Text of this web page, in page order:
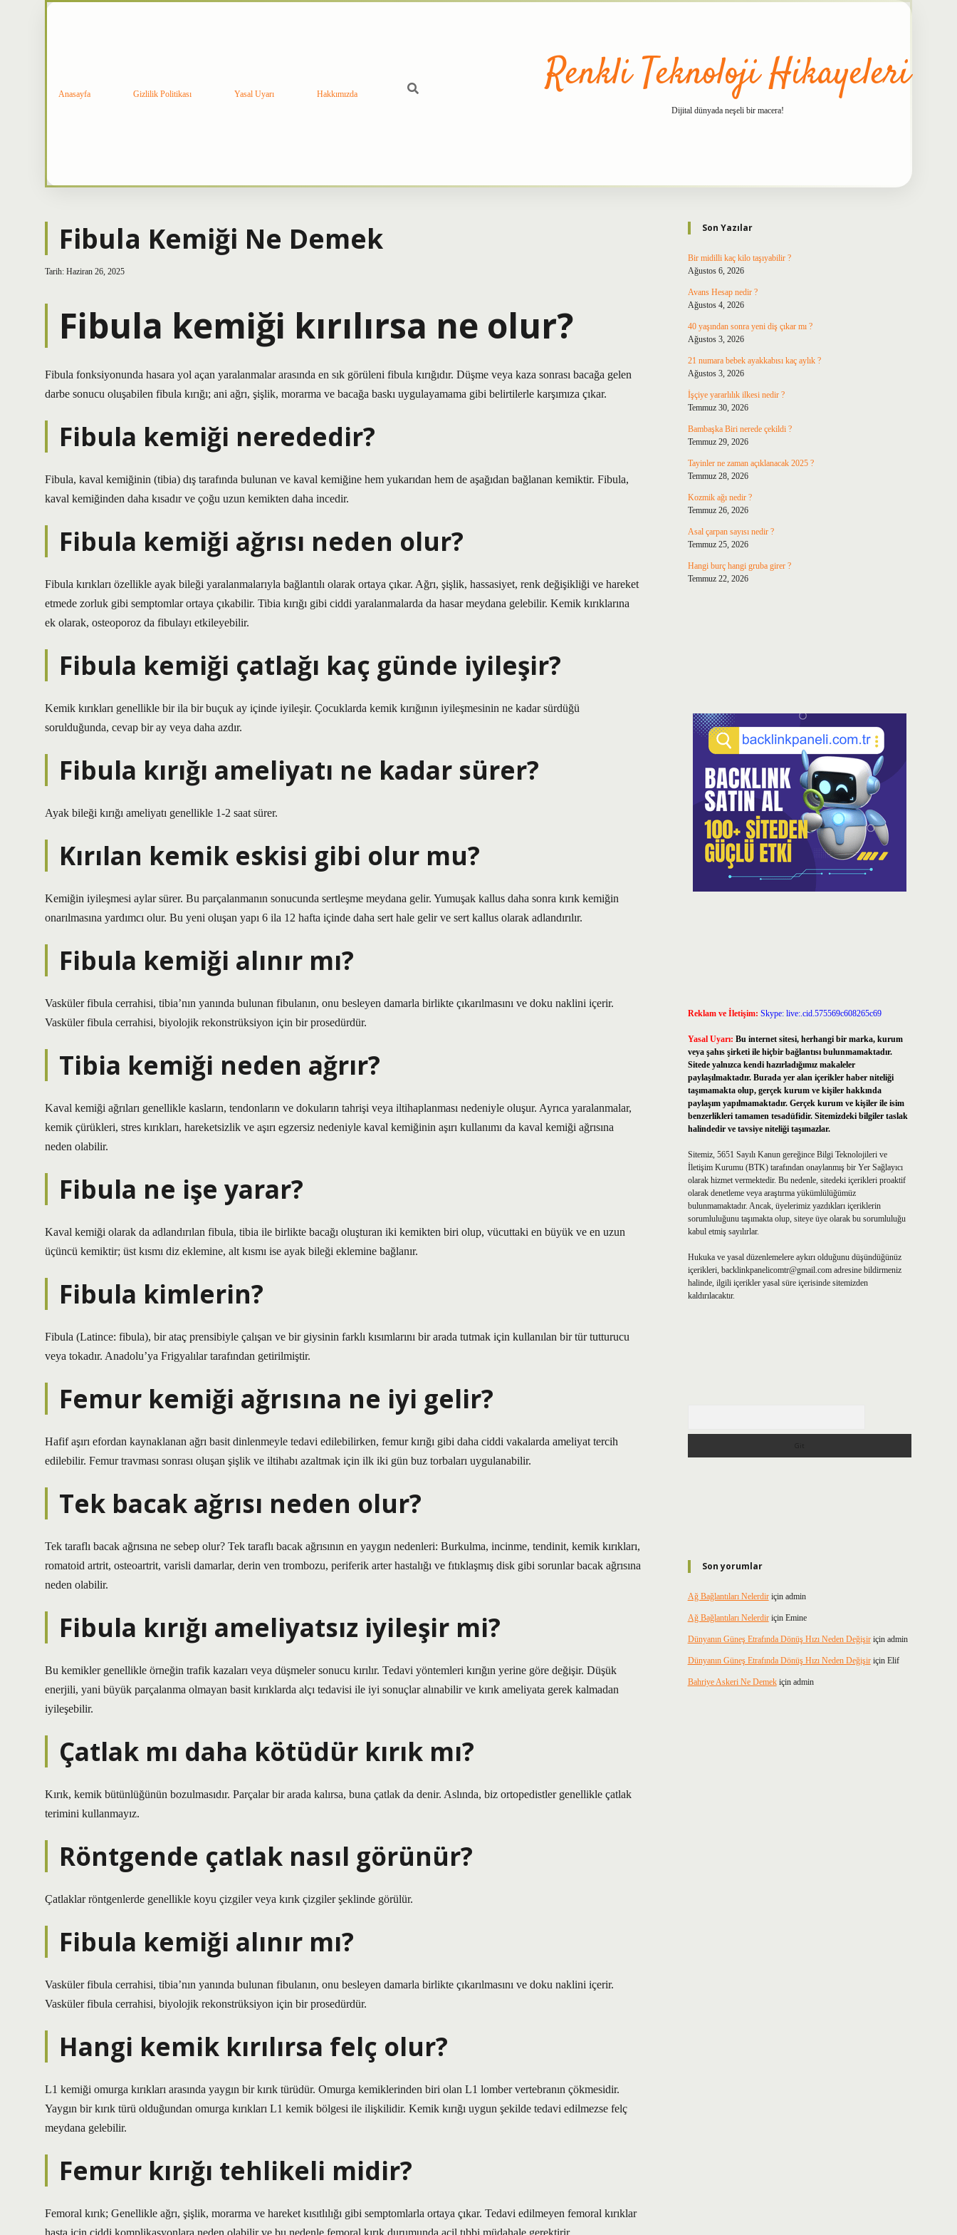
Anasayfa Gizlilik Politikası Yasal Uyarı Hakkımızda Renkli Teknoloji Hikayeleri
Dijital dünyada neşeli bir macera!
Fibula Kemiği Ne Demek
Tarih: Haziran 26, 2025
Fibula kemiği kırılırsa ne olur?
Fibula fonksiyonunda hasara yol açan yaralanmalar arasında en sık görüleni fibula kırığıdır. Düşme veya kaza sonrası bacağa gelen
darbe sonucu oluşabilen fibula kırığı; ani ağrı, şişlik, morarma ve bacağa baskı uygulayamama gibi belirtilerle karşımıza çıkar.
Fibula kemiği nerededir?
Fibula, kaval kemiğinin (tibia) dış tarafında bulunan ve kaval kemiğine hem yukarıdan hem de aşağıdan bağlanan kemiktir. Fibula,
kaval kemiğinden daha kısadır ve çoğu uzun kemikten daha incedir.
Fibula kemiği ağrısı neden olur?
Fibula kırıkları özellikle ayak bileği yaralanmalarıyla bağlantılı olarak ortaya çıkar. Ağrı, şişlik, hassasiyet, renk değişikliği ve hareket
etmede zorluk gibi semptomlar ortaya çıkabilir. Tibia kırığı gibi ciddi yaralanmalarda da hasar meydana gelebilir. Kemik kırıklarına
ek olarak, osteoporoz da fibulayı etkileyebilir.
Fibula kemiği çatlağı kaç günde iyileşir?
Kemik kırıkları genellikle bir ila bir buçuk ay içinde iyileşir. Çocuklarda kemik kırığının iyileşmesinin ne kadar sürdüğü
sorulduğunda, cevap bir ay veya daha azdır.
Fibula kırığı ameliyatı ne kadar sürer?
Ayak bileği kırığı ameliyatı genellikle 1-2 saat sürer.
Kırılan kemik eskisi gibi olur mu?
Kemiğin iyileşmesi aylar sürer. Bu parçalanmanın sonucunda sertleşme meydana gelir. Yumuşak kallus daha sonra kırık kemiğin
onarılmasına yardımcı olur. Bu yeni oluşan yapı 6 ila 12 hafta içinde daha sert hale gelir ve sert kallus olarak adlandırılır.
Fibula kemiği alınır mı?
Vasküler fibula cerrahisi, tibia’nın yanında bulunan fibulanın, onu besleyen damarla birlikte çıkarılmasını ve doku naklini içerir.
Vasküler fibula cerrahisi, biyolojik rekonstrüksiyon için bir prosedürdür.
Tibia kemiği neden ağrır?
Kaval kemiği ağrıları genellikle kasların, tendonların ve dokuların tahrişi veya iltihaplanması nedeniyle oluşur. Ayrıca yaralanmalar,
kemik çürükleri, stres kırıkları, hareketsizlik ve aşırı egzersiz nedeniyle kaval kemiğinin aşırı kullanımı da kaval kemiği ağrısına
neden olabilir.
Fibula ne işe yarar?
Kaval kemiği olarak da adlandırılan fibula, tibia ile birlikte bacağı oluşturan iki kemikten biri olup, vücuttaki en büyük ve en uzun
üçüncü kemiktir; üst kısmı diz eklemine, alt kısmı ise ayak bileği eklemine bağlanır.
Fibula kimlerin?
Fibula (Latince: fibula), bir ataç prensibiyle çalışan ve bir giysinin farklı kısımlarını bir arada tutmak için kullanılan bir tür tutturucu
veya tokadır. Anadolu’ya Frigyalılar tarafından getirilmiştir.
Femur kemiği ağrısına ne iyi gelir?
Hafif aşırı efordan kaynaklanan ağrı basit dinlenmeyle tedavi edilebilirken, femur kırığı gibi daha ciddi vakalarda ameliyat tercih
edilebilir. Femur travması sonrası oluşan şişlik ve iltihabı azaltmak için ilk iki gün buz torbaları uygulanabilir.
Tek bacak ağrısı neden olur?
Tek taraflı bacak ağrısına ne sebep olur? Tek taraflı bacak ağrısının en yaygın nedenleri: Burkulma, incinme, tendinit, kemik kırıkları,
romatoid artrit, osteoartrit, varisli damarlar, derin ven trombozu, periferik arter hastalığı ve fıtıklaşmış disk gibi sorunlar bacak ağrısına
neden olabilir.
Fibula kırığı ameliyatsız iyileşir mi?
Bu kemikler genellikle örneğin trafik kazaları veya düşmeler sonucu kırılır. Tedavi yöntemleri kırığın yerine göre değişir. Düşük
enerjili, yani büyük parçalanma olmayan basit kırıklarda alçı tedavisi ile iyi sonuçlar alınabilir ve kırık ameliyata gerek kalmadan
iyileşebilir.
Çatlak mı daha kötüdür kırık mı?
Kırık, kemik bütünlüğünün bozulmasıdır. Parçalar bir arada kalırsa, buna çatlak da denir. Aslında, biz ortopedistler genellikle çatlak
terimini kullanmayız.
Röntgende çatlak nasıl görünür?
Çatlaklar röntgenlerde genellikle koyu çizgiler veya kırık çizgiler şeklinde görülür.
Fibula kemiği alınır mı?
Vasküler fibula cerrahisi, tibia’nın yanında bulunan fibulanın, onu besleyen damarla birlikte çıkarılmasını ve doku naklini içerir.
Vasküler fibula cerrahisi, biyolojik rekonstrüksiyon için bir prosedürdür.
Hangi kemik kırılırsa felç olur?
L1 kemiği omurga kırıkları arasında yaygın bir kırık türüdür. Omurga kemiklerinden biri olan L1 lomber vertebranın çökmesidir.
Yaygın bir kırık türü olduğundan omurga kırıkları L1 kemik bölgesi ile ilişkilidir. Kemik kırığı uygun şekilde tedavi edilmezse felç
meydana gelebilir.
Femur kırığı tehlikeli midir?
Femoral kırık; Genellikle ağrı, şişlik, morarma ve hareket kısıtlılığı gibi semptomlarla ortaya çıkar. Tedavi edilmeyen femoral kırıklar
hasta için ciddi komplikasyonlara neden olabilir ve bu nedenle femoral kırık durumunda acil tıbbi müdahale gerektirir.
Sidebar
Son Yazılar
Bir midilli kaç kilo taşıyabilir ?
Ağustos 6, 2026
Avans Hesap nedir ?
Ağustos 4, 2026
40 yaşından sonra yeni diş çıkar mı ?
Ağustos 3, 2026
21 numara bebek ayakkabısı kaç aylık ?
Ağustos 3, 2026
İşçiye yararlılık ilkesi nedir ?
Temmuz 30, 2026
Bambaşka Biri nerede çekildi ?
Temmuz 29, 2026
Tayinler ne zaman açıklanacak 2025 ?
Temmuz 28, 2026
Kozmik ağı nedir ?
Temmuz 26, 2026
Asal çarpan sayısı nedir ?
Temmuz 25, 2026
Hangi burç hangi gruba girer ?
Temmuz 22, 2026
Reklam ve İletişim: Skype: live:.cid.575569c608265c69
Yasal Uyarı: Bu internet sitesi, herhangi bir marka, kurum
veya şahıs şirketi ile hiçbir bağlantısı bulunmamaktadır.
Sitede yalnızca kendi hazırladığımız makaleler
paylaşılmaktadır. Burada yer alan içerikler haber niteliği
taşımamakta olup, gerçek kurum ve kişiler hakkında
paylaşım yapılmamaktadır. Gerçek kurum ve kişiler ile isim
benzerlikleri tamamen tesadüfidir. Sitemizdeki bilgiler taslak
halindedir ve tavsiye niteliği taşımazlar.
Sitemiz, 5651 Sayılı Kanun gereğince Bilgi Teknolojileri ve
İletişim Kurumu (BTK) tarafından onaylanmış bir Yer Sağlayıcı
olarak hizmet vermektedir. Bu nedenle, sitedeki içerikleri proaktif
olarak denetleme veya araştırma yükümlülüğümüz
bulunmamaktadır. Ancak, üyelerimiz yazdıkları içeriklerin
sorumluluğunu taşımakta olup, siteye üye olarak bu sorumluluğu
kabul etmiş sayılırlar.
Hukuka ve yasal düzenlemelere aykırı olduğunu düşündüğünüz
içerikleri, backlinkpanelicomtr@gmail.comadresine bildirmeniz
halinde, ilgili içerikler yasal süre içerisinde sitemizden
kaldırılacaktır.
Son yorumlar
Ağ Bağlantıları Nelerdiriçin admin
Ağ Bağlantıları Nelerdiriçin Emine
Dünyanın Güneş Etrafında Dönüş Hızı Neden Değişiriçin admin
Dünyanın Güneş Etrafında Dönüş Hızı Neden Değişiriçin Elif
Bahriye Askeri Ne Demekiçin admin